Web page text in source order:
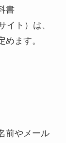
書
イト）は、
ます。
前やメール